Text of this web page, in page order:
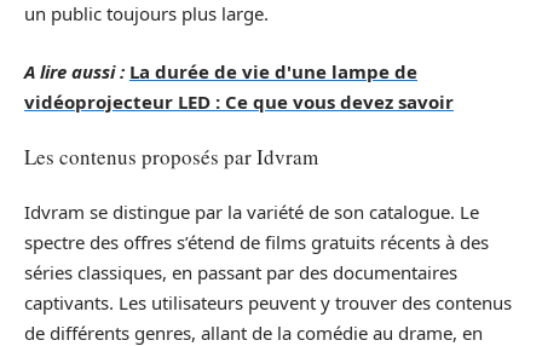
un public toujours plus large.
A lire aussi : La durée de vie d'une lampe de
vidéoprojecteur LED : Ce que vous devez savoir
Les contenus proposés par Idvram
Idvram se distingue par la variété de son catalogue. Le
spectre des offres s’étend de films gratuits récents à des
séries classiques, en passant par des documentaires
captivants. Les utilisateurs peuvent y trouver des contenus
de différents genres, allant de la comédie au drame, en